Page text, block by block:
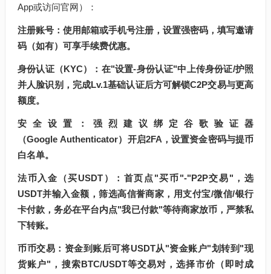
App或访问官网）：
注册账号：使用邮箱或手机号注册，设置强密码，填写邀请
码（如有）可享手续费优惠。
身份认证（KYC）：在"设置-身份认证"中上传身份证/护照
并人脸识别，完成Lv.1基础认证后方可解锁C2P交易与更高
额度。
安全设置：强烈建议绑定谷歌验证器
（Google Authenticator）开启2FA，设置资金密码与提币
白名单。
法币入金（买USDT）：首页点"买币"-"P2P交易"，选
USDT并输入金额，筛选高信誉商家，用支付宝/微信/银行
卡付款，务必在平台内点"我已付款"等待商家放币，严禁私
下转账。
币币交易：资金到账后可将USDT从"资金账户"划转到"现
货账户"，搜索BTC/USDT等交易对，选择市价（即时成